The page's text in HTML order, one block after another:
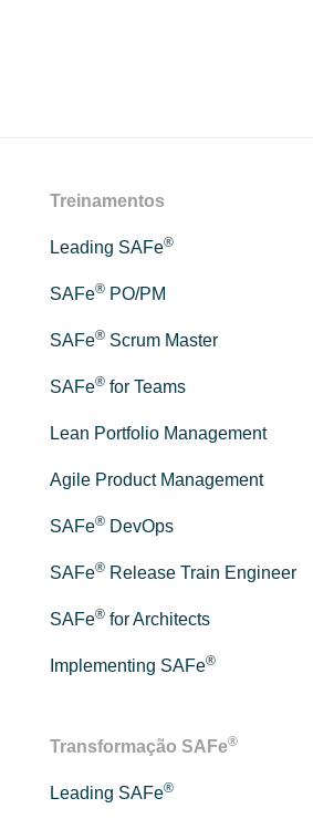
Treinamentos
Leading SAFe®
SAFe® PO/PM
SAFe® Scrum Master
SAFe® for Teams
Lean Portfolio Management
Agile Product Management
SAFe® DevOps
SAFe® Release Train Engineer
SAFe® for Architects
Implementing SAFe®
Transformação SAFe®
Leading SAFe®